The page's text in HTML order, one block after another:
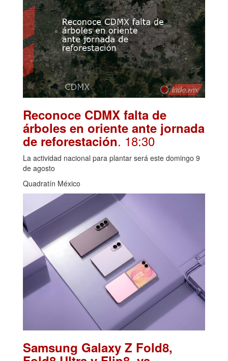
Reconoce CDMX falta de
árboles en oriente ante jornada
de reforestación. 18:30
La actividad nacional para plantar será este domingo 9
de agosto
Quadratín México
Samsung Galaxy Z Fold8,